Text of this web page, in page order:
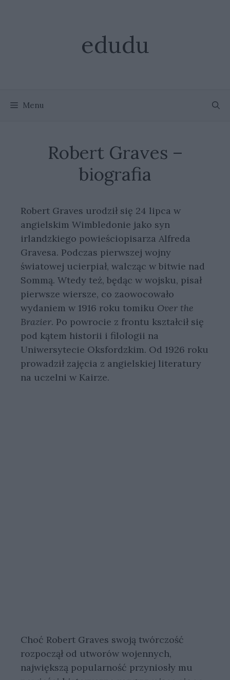
edudu
Menu
Robert Graves –
biografia
Robert Graves urodził się 24 lipca w
angielskim Wimbledonie jako syn
irlandzkiego powieściopisarza Alfreda
Gravesa. Podczas pierwszej wojny
światowej ucierpiał, walcząc w bitwie nad
Sommą. Wtedy też, będąc w wojsku, pisał
pierwsze wiersze, co zaowocowało
wydaniem w 1916 roku tomiku Over the
Brazier. Po powrocie z frontu kształcił się
pod kątem historii i filologii na
Uniwersytecie Oksfordzkim. Od 1926 roku
prowadził zajęcia z angielskiej literatury
na uczelni w Kairze.
Choć Robert Graves swoją twórczość
rozpoczął od utworów wojennych,
największą popularność przyniosły mu